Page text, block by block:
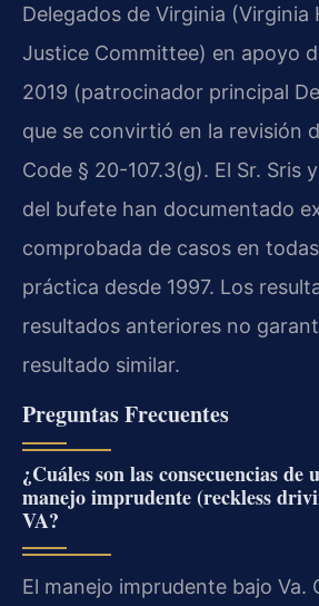
Delegados de Virginia (Virginia
Justice Committee) en apoyo
2019 (patrocinador principal
que se convirtió en la revisión
Code § 20-107.3(g). El Sr. Sris
del bufete han documentado
comprobada de casos en
práctica desde 1997. Los
resultados anteriores no
resultado similar.
Preguntas Frecuentes
¿Cuáles son las consecuencias de
manejo imprudente (reckless
VA?
El manejo imprudente bajo Va.